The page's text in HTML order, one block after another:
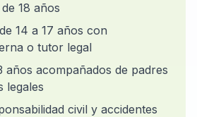
18 años
14 a 17 años con
o tutor legal
años acompañados de padres
legales
civil y accidentes